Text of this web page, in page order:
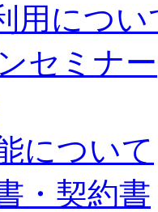
用につい
セミナー
について
・契約書